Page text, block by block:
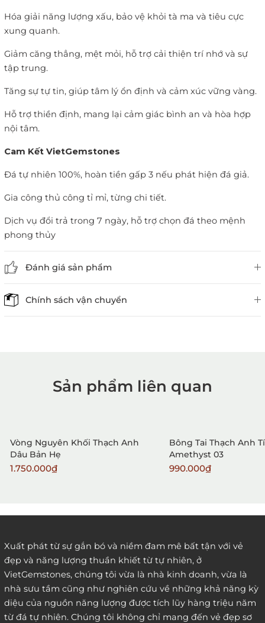
Hóa giải năng lượng xấu, bảo vệ khỏi tà ma và tiêu cực
xung quanh.
Giảm căng thẳng, mệt mỏi, hỗ trợ cải thiện trí nhớ và sự
tập trung.
Tăng sự tự tin, giúp tâm lý ổn định và cảm xúc vững vàng.
Hỗ trợ thiền định, mang lại cảm giác bình an và hòa hợp
nội tâm.
Cam Kết VietGemstones
Đá tự nhiên 100%, hoàn tiền gấp 3 nếu phát hiện đá giả.
Gia công thủ công tỉ mỉ, từng chi tiết.
Dịch vụ đổi trả trong 7 ngày, hỗ trợ chọn đá theo mệnh
phong thủy
Đánh giá sản phẩm
Chính sách vận chuyển
1. Mua hàng trực tiếp tại VietGemstones
3. Đặt hàng thông quaemail hay chat trực tiếp với
chúng tôi:
Sản phẩm liên quan
Vòng Nguyên Khối Thạch Anh
Dâu Bản Hẹ
1.750.000₫
Bông Tai Thạch Anh
Amethyst 03
990.000₫
Xuất phát từ sự gắn bó và niềm đam mê bất tận với vẻ
đẹp và năng lượng thuần khiết từ tự nhiên, ở
VietGemstones, chúng tôi vừa là nhà kinh doanh, vừa là
nhà sưu tầm cũng như nghiên cứu về những khả năng kỳ
diệu của nguồn năng lượng được tích lũy hàng triệu năm
từ đá tự nhiên. Chúng tôi không chỉ mang đến vẻ đẹp sơ